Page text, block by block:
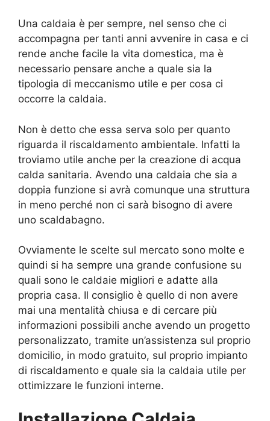
Una caldaia è per sempre, nel senso che ci
accompagna per tanti anni avvenire in casa e ci
rende anche facile la vita domestica, ma è
necessario pensare anche a quale sia la
tipologia di meccanismo utile e per cosa ci
occorre la caldaia.
Non è detto che essa serva solo per quanto
riguarda il riscaldamento ambientale. Infatti la
troviamo utile anche per la creazione di acqua
calda sanitaria. Avendo una caldaia che sia a
doppia funzione si avrà comunque una struttura
in meno perché non ci sarà bisogno di avere
uno scaldabagno.
Ovviamente le scelte sul mercato sono molte e
quindi si ha sempre una grande confusione su
quali sono le caldaie migliori e adatte alla
propria casa. Il consiglio è quello di non avere
mai una mentalità chiusa e di cercare più
informazioni possibili anche avendo un progetto
personalizzato, tramite un’assistenza sul proprio
domicilio, in modo gratuito, sul proprio impianto
di riscaldamento e quale sia la caldaia utile per
ottimizzare le funzioni interne.